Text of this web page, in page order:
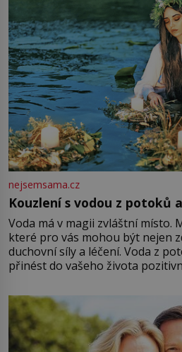
nejsemsama.cz
Kouzlení s vodou z potoků
Voda má v magii zvláštní místo.
které pro vás mohou být nejen
duchovní síly a léčení. Voda z
přinést do vašeho života
můžete obohatit své rituály a
větší harmonii a klid. Je důležité